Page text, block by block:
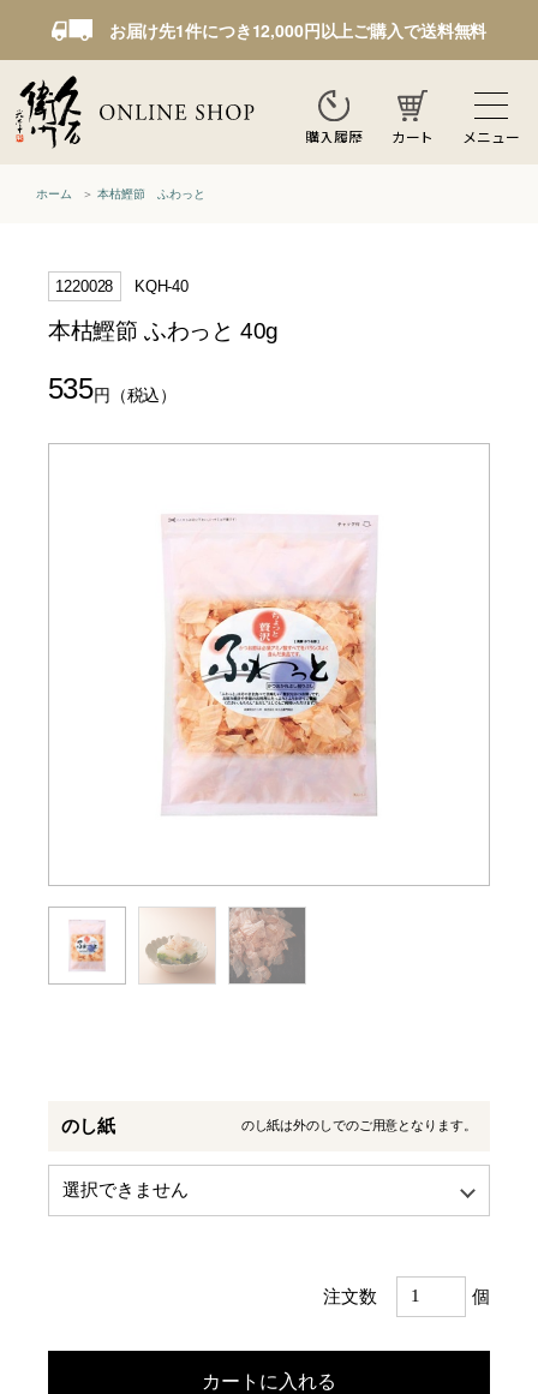
お届け先1件につき12,000円以上ご購入で送料無料
購入履歴 カート メニュー
ホーム 本枯鰹節 ふわっと
1220028 KQH-40
本枯鰹節 ふわっと 40g
535円 （税込）
のし紙 のし紙は外のしでのご用意となります。
注文数 個
カートに入れる